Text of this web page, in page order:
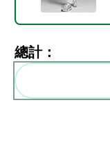
總計：